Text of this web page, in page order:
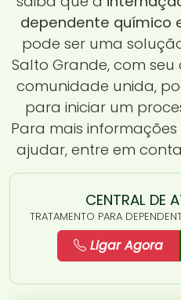
dependente químico
pode ser uma
Salto Grande, com
comunidade unida,
para iniciar um
Para mais
ajudar, entre em
CENTRAL DE
TRATAMENTO PARA
Ligar Agora